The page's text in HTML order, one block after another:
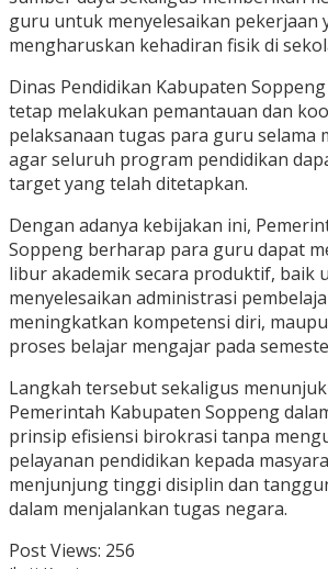
guru untuk menyelesaikan pekerjaan
mengharuskan kehadiran fisik di
Dinas Pendidikan Kabupaten
tetap melakukan pemantauan dan
pelaksanaan tugas para guru selama
agar seluruh program pendidikan
target yang telah ditetapkan.
Dengan adanya kebijakan ini,
Soppeng berharap para guru dapat
libur akademik secara produktif, baik
menyelesaikan administrasi
meningkatkan kompetensi diri,
proses belajar mengajar pada
Langkah tersebut sekaligus
Pemerintah Kabupaten Soppeng
prinsip efisiensi birokrasi tanpa
pelayanan pendidikan kepada
menjunjung tinggi disiplin dan
dalam menjalankan tugas negara.
Post Views: 256